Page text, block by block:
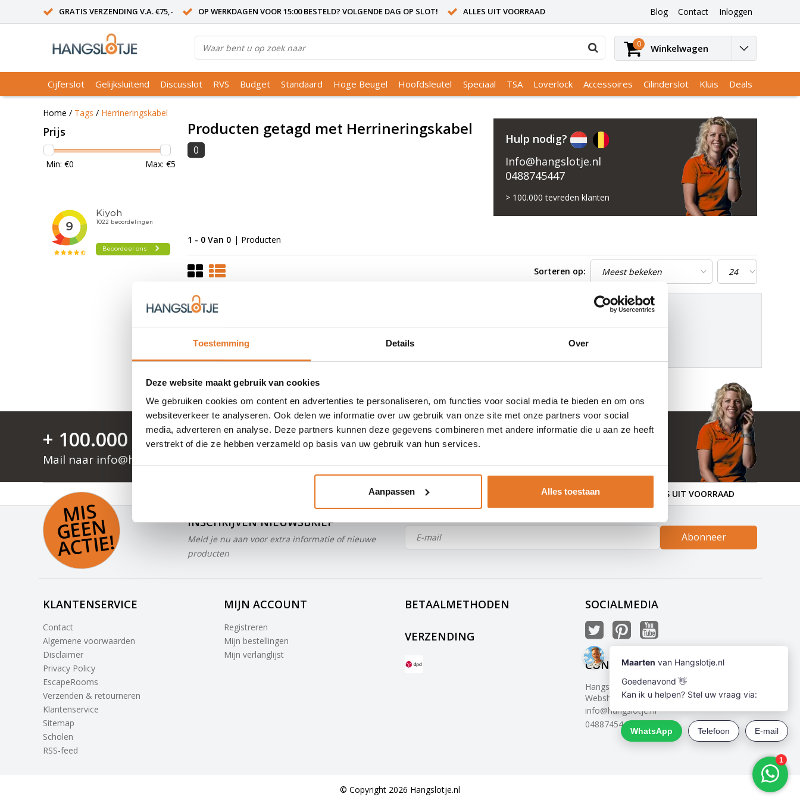
Toestemming Details Over
Deze website maakt gebruik van cookies
We gebruiken cookies om content en advertenties te personaliseren, om functies voor social media te bieden en om ons
websiteverkeer te analyseren. Ook delen we informatie over uw gebruik van onze site met onze partners voor social
media, adverteren en analyse. Deze partners kunnen deze gegevens combineren met andere informatie die u aan ze heeft
verstrekt of die ze hebben verzameld op basis van uw gebruik van hun services.
Aanpassen Alles toestaan
GRATIS VERZENDING V.A. €75,- OP WERKDAGEN VOOR 15:00 BESTELD? VOLGENDE DAG OP SLOT! ALLES UIT VOORRAAD Blog Contact Inloggen
0 Winkelwagen
Cijferslot Gelijksluitend Discusslot RVS Budget Standaard Hoge Beugel Hoofdsleutel Speciaal TSA Loverlock Accessoires Cilinderslot Kluis Deals
Home / Tags / Herrineringskabel
Prijs
Min: €0 Max: €5
Producten getagd met Herrineringskabel
0
Hulp nodig?
Info@hangslotje.nl
0488745447
> 100.000 tevreden klanten
1 - 0 Van 0 | Producten
Sorteren op:
Geen producten gevonden!...
1 - 0 Van 0 | Producten
+ 100.000 tevreden klanten in NL & BE
Mail naar info@hangslotje.nl
OP WERKDAGEN VOOR 15:00 BESTELD? VOLGENDE DAG OP SLOT! ALLES UIT VOORRAAD
MI
S
G
E
E
N
A
C
TI
E!
INSCHRIJVEN NIEUWSBRIEF
Meld je nu aan voor extra informatie of nieuwe
producten
Abonneer
KLANTENSERVICE
Contact
Algemene voorwaarden
Disclaimer
Privacy Policy
EscapeRooms
Verzenden & retourneren
Klantenservice
Sitemap
Scholen
RSS-feed
MIJN ACCOUNT
Registreren
Mijn bestellingen
Mijn verlanglijst
BETAALMETHODEN
VERZENDING
SOCIALMEDIA
CONTACT
Hangslotje
Webshop met voordelige hangsloten
info@hangslotje.nl
0488745447
© Copyright 2026 Hangslotje.nl